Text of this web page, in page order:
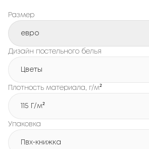
Размер
евро
Дизайн постельного белья
Цветы
Плотность материала, г/м²
115 Г/м²
Упаковка
Пвх-книжка